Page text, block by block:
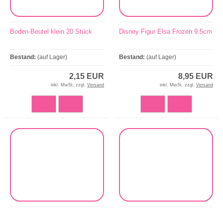
Boden-Beutel klein 20 Stück
Bestand: (auf Lager)
2,15 EUR
inkl. MwSt. zzgl. Versand
Disney Figur Elsa Frozen 9,5cm
Bestand: (auf Lager)
8,95 EUR
inkl. MwSt. zzgl. Versand